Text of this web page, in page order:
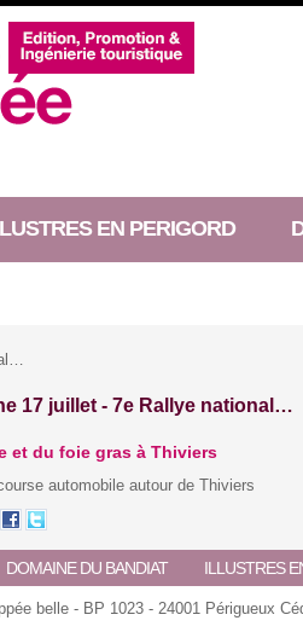
EN PERIGORD
17 juillet - 7e Rallye national…
et du foie gras à Thiviers
automobile autour de Thiviers
DOMAINE DU BANDIAT ILLUSTRES
belle - BP 1023 - 24001 Périgueux